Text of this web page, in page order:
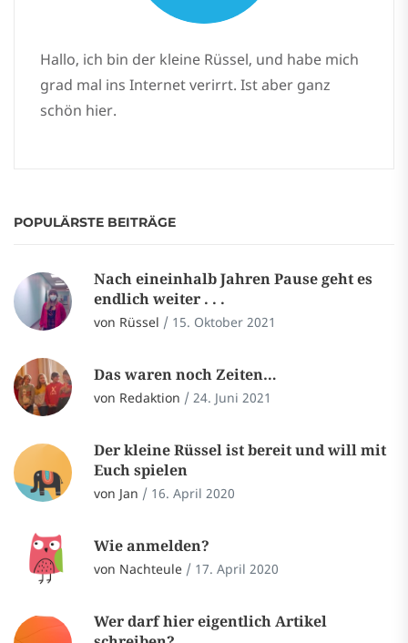
Hallo, ich bin der kleine Rüssel, und habe mich
grad mal ins Internet verirrt. Ist aber ganz
schön hier.
POPULÄRSTE BEITRÄGE
Nach eineinhalb Jahren Pause geht es
endlich weiter . . .
von Rüssel / 15. Oktober 2021
Das waren noch Zeiten…
von Redaktion / 24. Juni 2021
Der kleine Rüssel ist bereit und will mit
Euch spielen
von Jan / 16. April 2020
Wie anmelden?
von Nachteule / 17. April 2020
Wer darf hier eigentlich Artikel